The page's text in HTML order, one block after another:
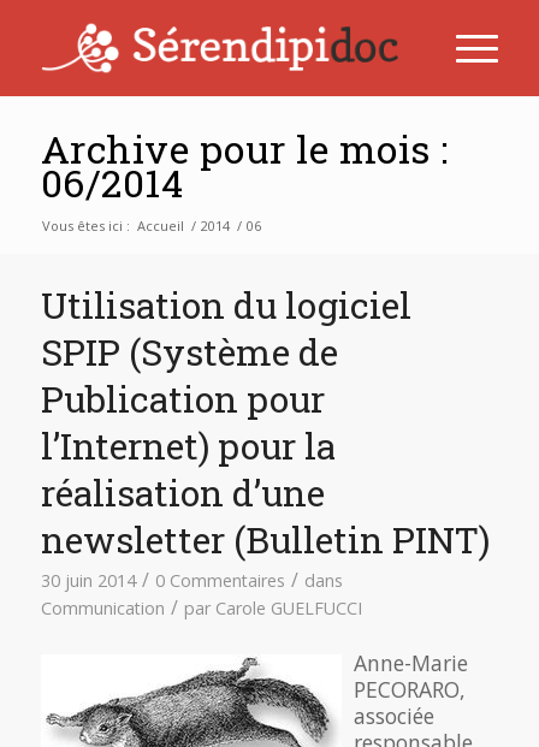
Archive pour le mois :
06/2014
Vous êtes ici : Accueil / 2014 / 06
Utilisation du logiciel
SPIP (Système de
Publication pour
l’Internet) pour la
réalisation d’une
newsletter (Bulletin PINT)
30 juin 2014 / 0 Commentaires / dans
Communication / par Carole GUELFUCCI
Anne-Marie
PECORARO,
associée